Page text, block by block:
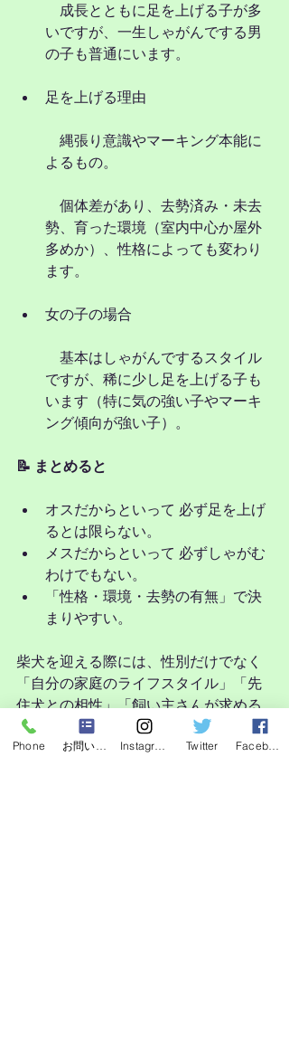
成長とともに足を上げる子が多
いですが、一生しゃがんでする男
の子も普通にいます。
足を上げる理由
縄張り意識やマーキング本能に
よるもの。
個体差があり、去勢済み・未去
勢、育った環境（室内中心か屋外
多めか）、性格によっても変わり
ます。
女の子の場合
基本はしゃがんでするスタイル
ですが、稀に少し足を上げる子も
います（特に気の強い子やマーキ
ング傾向が強い子）。
📝 まとめると
オスだからといって 必ず足を上げ
るとは限らない。
メスだからといって 必ずしゃがむ
わけでもない。
「性格・環境・去勢の有無」で決
まりやすい。
柴犬を迎える際には、性別だけでなく
「自分の家庭のライフスタイル」「先
住犬との相性」「飼い主さんが求める
関係性」を考えることが大切です。
Phone Twitter